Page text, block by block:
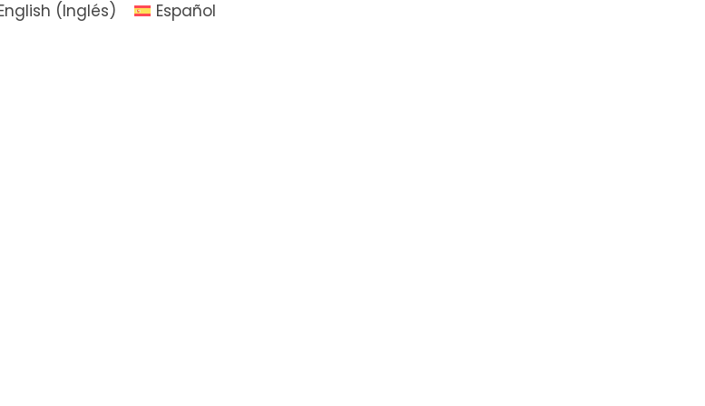
a n
(Inglés) Español